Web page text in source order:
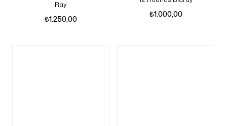
Ray
₺1.250,00
₺1.000,00